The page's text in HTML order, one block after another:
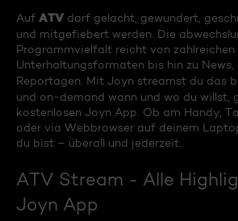
Auf ATV darf gelacht, gewundert,
und mitgefiebert werden. Die
Programmvielfalt reicht von zahlreichen
Unterhaltungsformaten bis hin zu News,
Reportagen. Mit Joyn streamst du das
und on-demand wann und wo du willst,
kostenlosen Joyn App. Ob am Handy,
oder via Webbrowser auf deinem
du bist – überall und jederzeit.
ATV Stream - Alle
Joyn App